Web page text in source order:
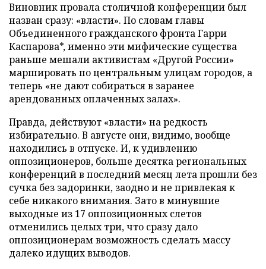
Виновник провала столичной конференции был
назван сразу: «власти». По словам главы
Объединенного гражданского фронта Гарри
Каспарова*, именно эти мифические существа
раньше мешали активистам «Другой России»
маршировать по центральным улицам городов, а
теперь «не дают собираться в заранее
арендованных оплаченных залах».
Правда, действуют «власти» на редкость
избирательно. В августе они, видимо, вообще
находились в отпуске. И, к удивлению
оппозиционеров, больше десятка региональных
конференций в последний месяц лета прошли без
сучка без задоринки, заодно и не привлекая к
себе никакого внимания. Зато в минувшие
выходные из 17 оппозиционных слетов
отменились целых три, что сразу дало
оппозиционерам возможность сделать массу
далеко идущих выводов.